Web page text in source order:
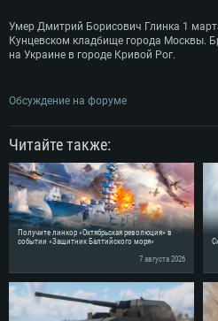
Умер Дмитрий Борисович Глинка 1
Кунцевском кладбище города Москвы.
на Украине в городе Кривой Рог.
Обсуждение на форуме
Читайте также:
Получите линкор «Октябрьская революция» в
событии «Защитник Балтийского моря»
7 августа 2026